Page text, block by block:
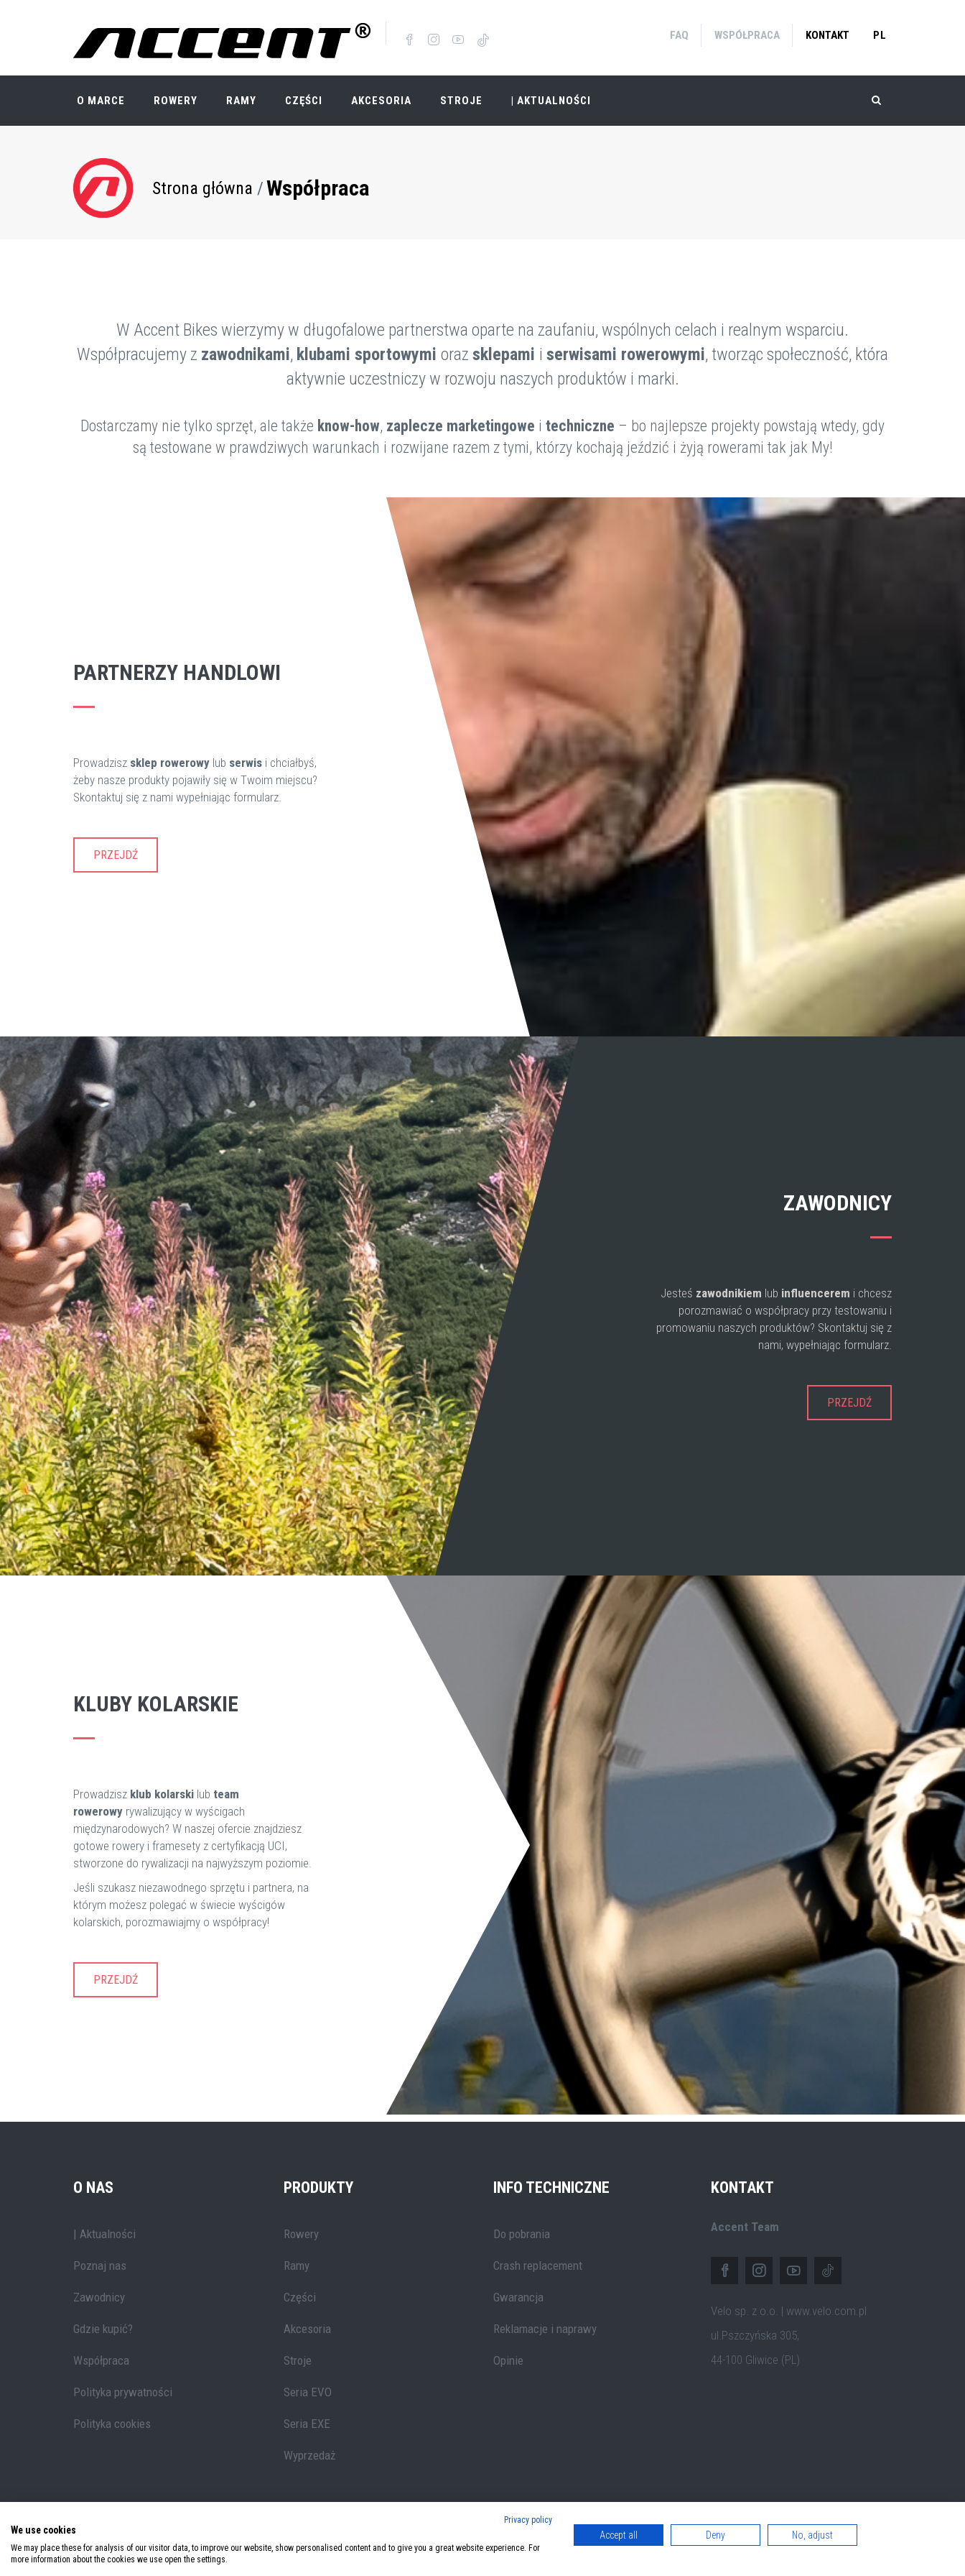
FAQ WSPÓŁPRACA KONTAKT PL
O MARCE ROWERY RAMY CZĘŚCI AKCESORIA STROJE | AKTUALNOŚCI
Ścieżka
nawigacyjna
Strona główna Współpraca
W Accent Bikes wierzymy w długofalowe partnerstwa oparte na zaufaniu, wspólnych celach i realnym wsparciu.
Współpracujemy z zawodnikami, klubami sportowymi oraz sklepami i serwisami rowerowymi, tworząc społeczność, która
aktywnie uczestniczy w rozwoju naszych produktów i marki.
Dostarczamy nie tylko sprzęt, ale także know-how, zaplecze marketingowe i techniczne – bo najlepsze projekty powstają wtedy, gdy
są testowane w prawdziwych warunkach i rozwijane razem z tymi, którzy kochają jeździć i żyją rowerami tak jak My!
PARTNERZY HANDLOWI
Prowadzisz sklep rowerowy lub serwis i chciałbyś,
żeby nasze produkty pojawiły się w Twoim miejscu?
Skontaktuj się z nami wypełniając formularz.
PRZEJDŹ
ZAWODNICY
Jesteś zawodnikiem lub influencerem i chcesz
porozmawiać o współpracy przy testowaniu i
promowaniu naszych produktów? Skontaktuj się z
nami, wypełniając formularz.
PRZEJDŹ
KLUBY KOLARSKIE
Prowadzisz klub kolarski lub team
rowerowy rywalizujący w wyścigach
międzynarodowych? W naszej ofercie znajdziesz
gotowe rowery i framesety z certyfikacją UCI,
stworzone do rywalizacji na najwyższym poziomie.
Jeśli szukasz niezawodnego sprzętu i partnera, na
którym możesz polegać w świecie wyścigów
kolarskich, porozmawiajmy o współpracy!
PRZEJDŹ
O NAS
| Aktualności
Poznaj nas
Zawodnicy
Gdzie kupić?
Współpraca
Polityka prywatności
Polityka cookies
PRODUKTY
Rowery
Ramy
Części
Akcesoria
Stroje
Seria EVO
Seria EXE
Wyprzedaż
INFO TECHNICZNE
Do pobrania
Crash replacement
Gwarancja
Reklamacje i naprawy
Opinie
KONTAKT
Accent Team
Velo sp. z o.o. | www.velo.com.pl
ul.Pszczyńska 305,
44-100 Gliwice (PL)
© 2026 Copyright Accent Bikes. All rights reserved.
Privacy policy
We use cookies
We may place these for analysis of our visitor data, to improve our website, show personalised content and to give you a great website experience. For
more information about the cookies we use open the settings.
Accept all Deny No, adjust